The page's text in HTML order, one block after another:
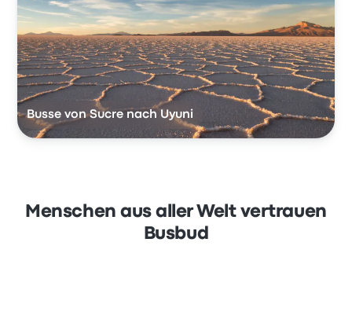
Busse von Sucre nach Uyuni
Menschen aus aller Welt vertrauen
Busbud